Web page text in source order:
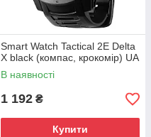
Smart Watch Tactical 2E Delta
X black (компас, крокомір) UA
В наявності
1 192 ₴
Купити